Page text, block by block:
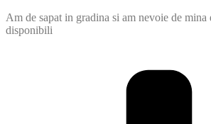
Am de sapat in gradina si am nevoie de
disponibili